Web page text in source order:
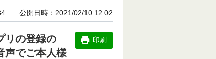
公開日時 2021/02/10 12:02
リの登録の
声でご本人様
印刷